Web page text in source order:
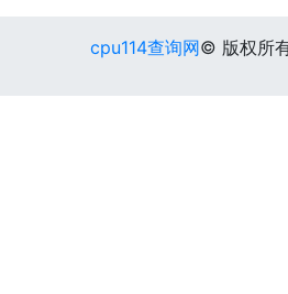
cpu114查询网© 版权所